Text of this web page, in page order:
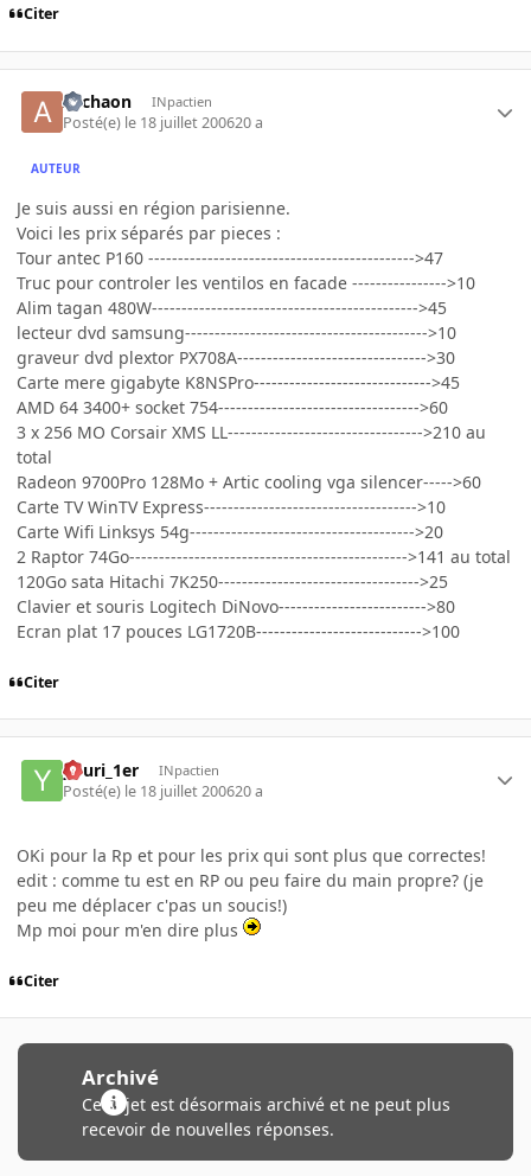
Citer
Archaon INpactien
Posté(e) le 18 juillet 200620 a
AUTEUR
Je suis aussi en région parisienne.
Voici les prix séparés par pieces :
Tour antec P160 --------------------------------------------->47
Truc pour controler les ventilos en facade ---------------->10
Alim tagan 480W--------------------------------------------->45
lecteur dvd samsung----------------------------------------->10
graveur dvd plextor PX708A-------------------------------->30
Carte mere gigabyte K8NSPro------------------------------>45
AMD 64 3400+ socket 754---------------------------------->60
3 x 256 MO Corsair XMS LL--------------------------------->210 au
total
Radeon 9700Pro 128Mo + Artic cooling vga silencer----->60
Carte TV WinTV Express------------------------------------>10
Carte Wifi Linksys 54g-------------------------------------->20
2 Raptor 74Go----------------------------------------------->141 au total
120Go sata Hitachi 7K250---------------------------------->25
Clavier et souris Logitech DiNovo------------------------->80
Ecran plat 17 pouces LG1720B---------------------------->100
Citer
youri_1er INpactien
Posté(e) le 18 juillet 200620 a
OKi pour la Rp et pour les prix qui sont plus que correctes!
edit : comme tu est en RP ou peu faire du main propre? (je
peu me déplacer c'pas un soucis!)
Mp moi pour m'en dire plus
Citer
Archivé
Ce sujet est désormais archivé et ne peut plus
recevoir de nouvelles réponses.